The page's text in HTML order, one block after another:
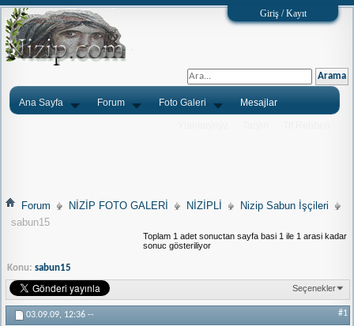
Giriş / Kayıt
Ana Sayfa Forum Foto Galeri Mesajlar
Forum NİZİP FOTO GALERİ NİZİPLİ
Nizip Sabun İşçileri
sabun15
Toplam 1 adet sonuctan sayfa basi 1 ile 1 arasi kadar
sonuc gösteriliyor
Konu: sabun15
Seçenekler
03.09.09, 12:36 -- #1